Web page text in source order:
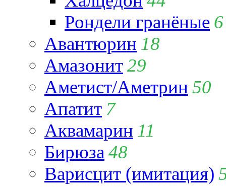
Рондели гранёные 6
Авантюрин 18
Амазонит29
Аметист/Аметрин 50
Апатит 7
Аквамарин 11
Бирюза 48
Варисцит (имитация)